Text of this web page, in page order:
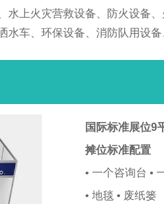
水上火灾营救设备、防火设备
水车、环保设备、消防队用设
国际标准展位9
摊位标准配置
• 一个咨询台 •
• 地毯 • 废纸篓